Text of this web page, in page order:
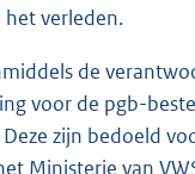
het verleden.
de
voor de pgb-
zijn bedoeld
Ministerie van